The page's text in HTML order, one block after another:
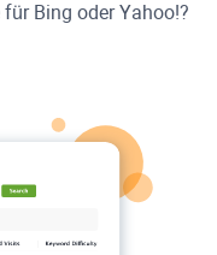
Bing oder Yahoo!?